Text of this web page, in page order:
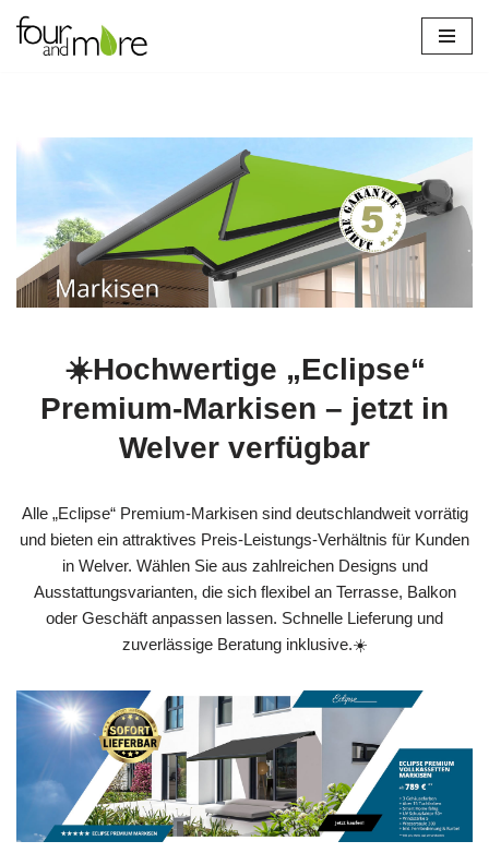
Zum
☀️Hochwertige „Eclipse“
Premium-Markisen – jetzt in
Welver verfügbar
Alle „Eclipse“ Premium-Markisen sind deutschlandweit vorrätig
und bieten ein attraktives Preis‑Leistungs‑Verhältnis für Kunden
in Welver. Wählen Sie aus zahlreichen Designs und
Ausstattungsvarianten, die sich flexibel an Terrasse, Balkon
oder Geschäft anpassen lassen. Schnelle Lieferung und
zuverlässige Beratung inklusive.☀️